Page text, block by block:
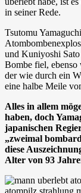
in seiner Rede.
Tsutomu
und Kuniyoshi
Bombe fiel,
der wie durch ein
eine halbe Meile
Alles in allem
haben, doch
japanischen
„zweimal
diese
Alter von 93